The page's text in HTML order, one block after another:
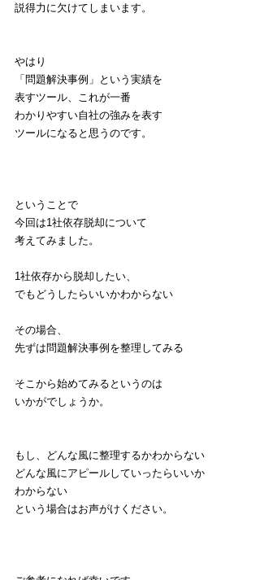
説得力に欠けてしまいます。
やはり
「問題解決事例」という実績を
表すツール、これが一番
わかりやすい自社の強みを表す
ツールになると思うのです。
ということで
今回は1社依存脱却について
考えてみました。
1社依存から脱却したい、
でもどうしたらいいかわからない
その場合、
先ずは問題解決事例を整理してみる
そこから始めてみるというのは
いかがでしょうか。
もし、どんな風に整理するかわからない
どんな風にアピールしていったらいいか
わからない
という場合はお声がけください。